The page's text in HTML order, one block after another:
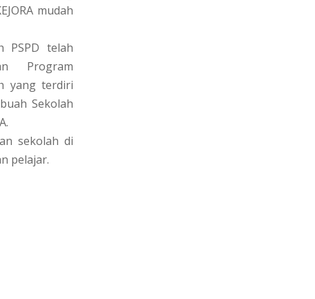
mudah
PSPD telah
Program
yang terdiri
Sekolah
sekolah di
pelajar.